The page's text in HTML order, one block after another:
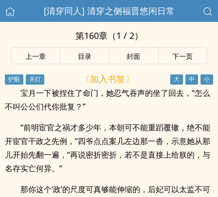
[清穿同人] 清穿之侧福晋悠闲日常
第160章（1 / 2）
上一章 目录 封面 下一页
〔加入书签〕
宝月一下被捏住了命门，她忍气吞声的坐了回去，“怎么
不叫公公们代你批复？”
“前明宦官之祸才多少年，本朝可不能重蹈覆辙，绝不能
开宦官干政之先例，”四爷点点案几左边那一沓，示意她从那
儿开始先翻一遍，“再说密折密折，若不是直接上给朕的，与
名存实亡何异。”
那你这个‘政’的尺度可真够能伸缩的，后妃可以太监不可